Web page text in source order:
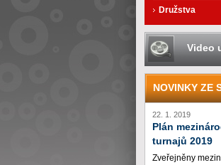
Družstva
Video
NOVINKY ZE
22. 1. 2019
Plán
turnajů 2019
Zveřejněny